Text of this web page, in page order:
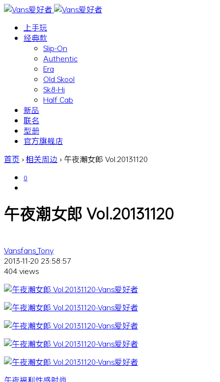
上手玩
经典款
Slip-On
Authentic
Era
Old Skool
Sk8-Hi
Half Cab
新品
联名
型册
官方旗舰店
首页 ›相关周边 › 午夜潮女郎 Vol.20131120
0
午夜潮女郎 Vol.20131120
Vansfans_Tony
2013-11-20 23:58:57
404 views
午夜福利性感时尚